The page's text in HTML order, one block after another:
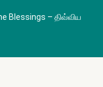
Blessings – திவ்விய